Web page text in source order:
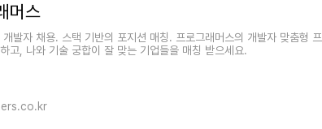
머스
개발자 채용. 스택 기반의 포지션 매칭. 프로그래머스의 개발자 맞춤형 프
고, 나와 기술 궁합이 잘 맞는 기업들을 매칭 받으세요.